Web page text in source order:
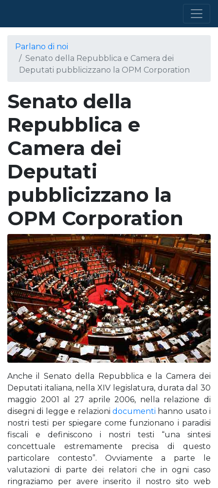
Parlano di noi
Senato della Repubblica e Camera dei
Deputati pubblicizzano la OPM Corporation
Senato della
Repubblica e
Camera dei
Deputati
pubblicizzano la
OPM Corporation
Anche il Senato della Repubblica e la Camera dei
Deputati italiana, nella XIV legislatura, durata dal 30
maggio 2001 al 27 aprile 2006, nella relazione di
disegni di legge e relazioni documenti hanno usato i
nostri testi per spiegare come funzionano i paradisi
fiscali e definiscono i nostri testi “una sintesi
concettuale estremamente precisa di questo
particolare contesto”. Ovviamente a parte le
valutazioni di parte dei relatori che in ogni caso
ringraziamo per avere inserito il nostro sito web